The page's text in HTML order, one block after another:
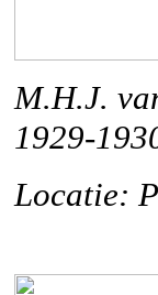
M.H.J.
1929-
Locatie: